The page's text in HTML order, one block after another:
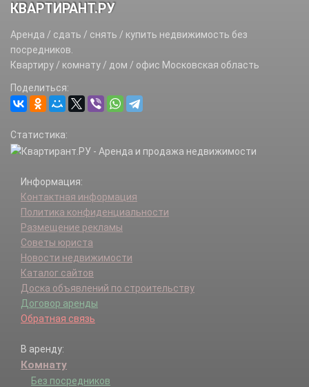
КВАРТИРАНТ.РУ
Аренда / сдать / снять / купить недвижимость без
посредников.
Квартиру / комнату / дом / офис Московская область
Поделиться:
Статистика:
Информация:
Контактная информация
Политика конфиденциальности
Размещение рекламы
Советы юриста
Новости недвижимости
Каталог сайтов
Доска объявлений по строительству
Договор аренды
Обратная связь
В аренду:
Комнату
Без посредников